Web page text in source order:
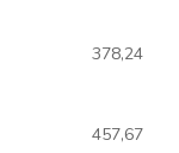
378,24
457,67